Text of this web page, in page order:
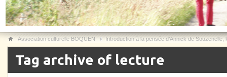
Association culturelle BOQUEN Introduction à la pensée d’Annick de Souzenelle,
Tag archive of lecture